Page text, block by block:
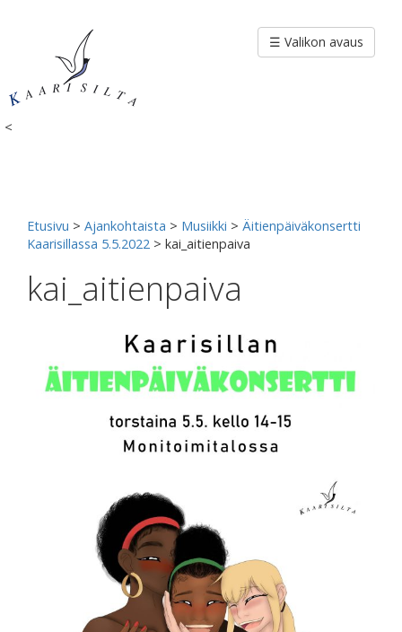
<
☰ Valikon avaus
Etusivu > Ajankohtaista > Musiikki > Äitienpäiväkonsertti
Kaarisillassa 5.5.2022 > kai_aitienpaiva
kai_aitienpaiva